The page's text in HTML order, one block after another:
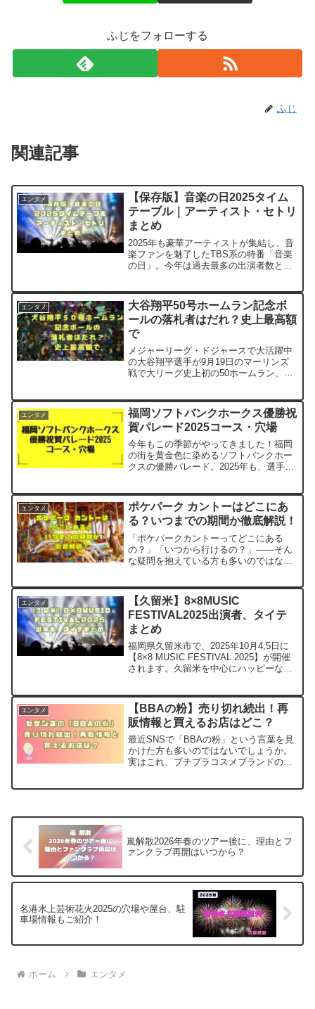
ふじをフォローする
ふじ
関連記事
エンタメ
【保存版】音楽の日2025タイム
テーブル｜アーティスト・セトリ
まとめ
2025年も豪華アーティストが集結し、音
楽ファンを魅了したTBS系の特番「音楽
の日」。今年は過去最多の出演者数と共
2025」の全タイムテーブルを保存版とし
てまとめています...
エンタメ
大谷翔平50号ホームラン記念ボ
ールの落札者はだれ？史上最高額
で
メジャーリーグ・ドジャースで大活躍中
の大谷翔平選手が9月19日のマーリンズ
戦で大リーグ史上初の50ホームラン、50
っています。このホームランボールはア
メリカのオークショ...
エンタメ
福岡ソフトバンクホークス優勝祝
賀パレード2025コース・穴場
今年もこの季節がやってきました！福岡
の街を黄金色に染めるソフトバンクホー
クスの優勝パレード。2025年も、選手た
の開催概要から見どころ、観覧のコツま
でを分かりやすくまと...
エンタメ
ポケパーク カントーはどこにあ
る？いつまでの期間か徹底解説！
「ポケパークカントーってどこにある
の？」「いつから行けるの？」――そん
な疑問を抱えている方も多いのではない
ちにしていた「ポケパーク カントー」
が、いよいよ現実のもの...
エンタメ
【久留米】8×8MUSIC
FESTIVAL2025出演者、タイテ
まとめ
福岡県久留米市で、2025年10月4,5日に
【8×8 MUSIC FESTIVAL 2025】が開催
されます。久留米を中心にハッピーな未
す。共に創り、共にハッピーになる ...
エンタメ
【BBAの粉】売り切れ続出！再
販情報と買えるお店はどこ？
最近SNSで「BBAの粉」という言葉を見
かけた方も多いのではないでしょうか。
実はこれ、プチプラコスメブランドのセ
嵐解散2026年春のツアー後に、理由とフ
ァンクラブ再開はいつから？
名港水上芸術花火2025の穴場や屋台、駐
車場情報もご紹介！
ホーム エンタメ